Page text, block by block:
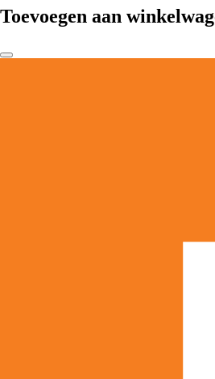
Toevoegen aan